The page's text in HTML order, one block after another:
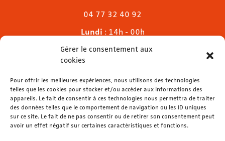
Gérer le consentement aux
cookies
Pour offrir les meilleures expériences, nous utilisons des technologies
telles que les cookies pour stocker et/ou accéder aux informations des
appareils. Le fait de consentir à ces technologies nous permettra de traiter
des données telles que le comportement de navigation ou les ID uniques
sur ce site. Le fait de ne pas consentir ou de retirer son consentement peut
avoir un effet négatif sur certaines caractéristiques et fonctions.
04 77 32 40 92
Lundi : 14h - 00h
Mardi & mercredi
Jeudi
Dimanche: 11h - 00h